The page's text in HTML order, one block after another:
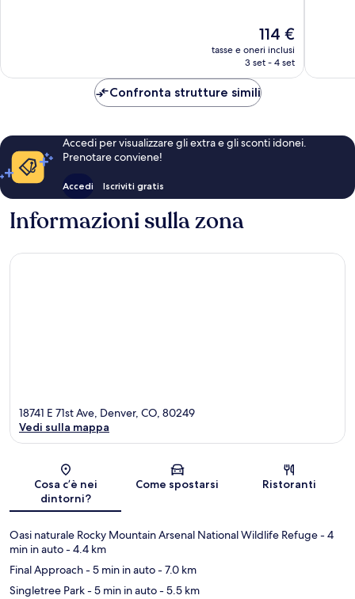
Il
prezzo
attuale
114 €
114 €
tasse e oneri inclusi
3 set - 4 set
Confronta strutture simili
Accedi per visualizzare gli extra e gli sconti idonei.
Prenotare conviene!
Accedi Iscriviti gratis
Informazioni sulla zona
Mappa
18741 E 71st Ave, Denver, CO, 80249
Vedi sulla mappa
Cosa c’è nei
dintorni?
Come spostarsi Ristoranti
Oasi naturale Rocky Mountain Arsenal National Wildlife Refuge- 4
min in auto- 4.4 km
Final Approach- 5 min in auto- 7.0 km
Singletree Park- 5 min in auto- 5.5 km